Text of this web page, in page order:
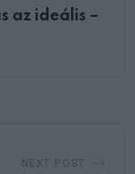
az ideális –